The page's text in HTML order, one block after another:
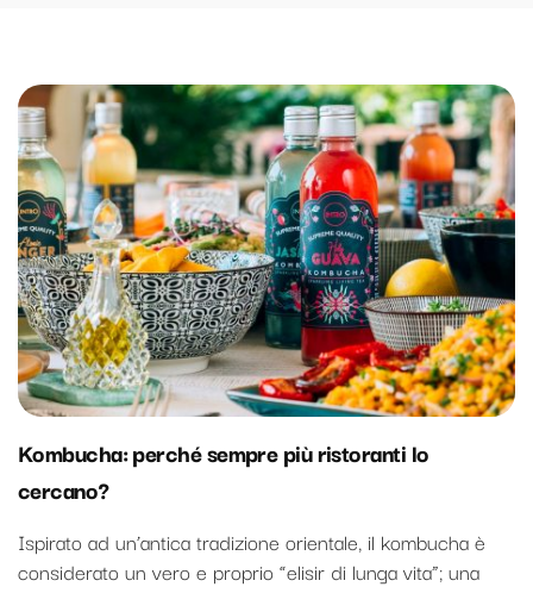
Kombucha: perché sempre più ristoranti lo
cercano?
Ispirato ad un’antica tradizione orientale, il kombucha è
considerato un vero e proprio “elisir di lunga vita”; una